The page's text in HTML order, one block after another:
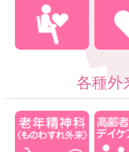
各種外